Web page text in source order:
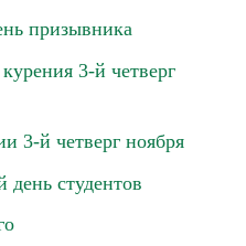
призывника
3-й четверг
3-й четверг ноября
студентов